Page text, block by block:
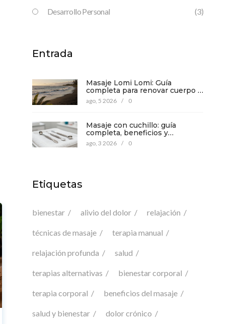
Desarrollo Personal (3)
Entrada
Masaje Lomi Lomi: Guía
completa para renovar cuerpo y
mente
ago, 5 2026 / 0
Masaje con cuchillo: guía
completa, beneficios y
precauciones para tu bienestar
ago, 3 2026 / 0
Etiquetas
bienestar alivio del dolor relajación
técnicas de masaje terapia manual
relajación profunda salud
terapias alternativas bienestar corporal
terapia corporal beneficios del masaje
salud y bienestar dolor crónico